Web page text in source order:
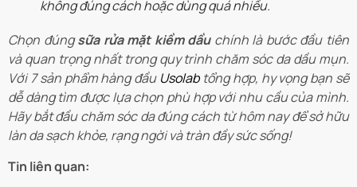
không đúng cách hoặc dùng quá nhiều.
Chọn đúngsữa rửa mặt kiềm dầuchính là bước đầu tiên
và quan trọng nhất trong quy trình chăm sóc da dầu mụn.
Với 7 sản phẩm hàng đầu Usolabtổng hợp, hy vọng bạn sẽ
dễ dàng tìm được lựa chọn phù hợp với nhu cầu của mình.
Hãy bắt đầu chăm sóc da đúng cách từ hôm nay để sở hữu
làn da sạch khỏe, rạng ngời và tràn đầy sức sống!
Tin liên quan: